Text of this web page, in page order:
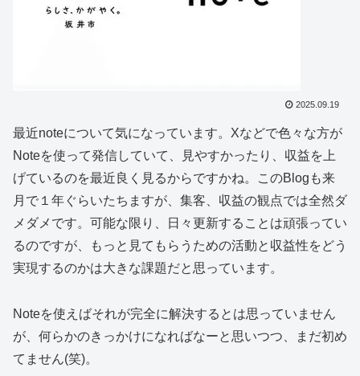
2025.09.19
最近noteについて気になっています。Xなどで色々な方が
Noteを使って発信していて、見やすかったり、収益を上
げているのを最近良く見るからですかね。このBlogも来
月で１年ぐらいたちますが、集客、収益の観点では全然ダ
メダメです。可能な限り、日々更新することは頑張ってい
るのですが、もっと見てもらうための活動と収益性をどう
実現するのかは大きな課題だと思っています。
Noteを使えばそれが完全に解決するとは思っていません
が、何らかのきっかけになればなーと思いつつ、まだ初め
てません(笑)。